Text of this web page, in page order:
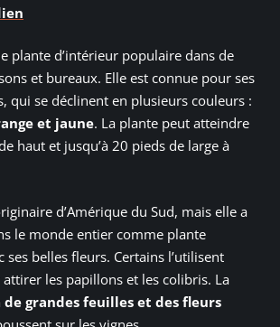
plante d’intérieur populaire dans de
et bureaux. Elle est connue pour ses
qui se déclinent en plusieurs couleurs :
et jaune. La plante peut atteindre
haut et jusqu’à 20 pieds de large à
d’Amérique du Sud, mais elle a
le monde entier comme plante
ses belles fleurs. Certains l’utilisent
les papillons et les colibris. La
de grandes feuilles et des fleurs